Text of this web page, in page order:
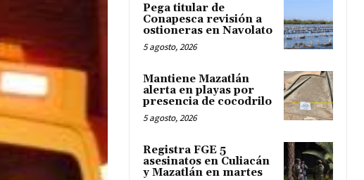
Pega titular de
Conapesca revisión a
ostioneras en Navolato
5 agosto, 2026
Mantiene Mazatlán
alerta en playas por
presencia de cocodrilo
5 agosto, 2026
Registra FGE 5
asesinatos en Culiacán
y Mazatlán en martes